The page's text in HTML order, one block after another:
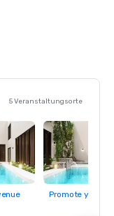
5 Veranstaltungsorte
Promote your